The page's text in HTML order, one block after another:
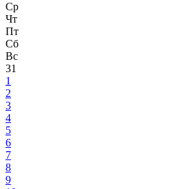
Ср
Чт
Пт
Сб
Вс
31
1
2
3
4
5
6
7
8
9